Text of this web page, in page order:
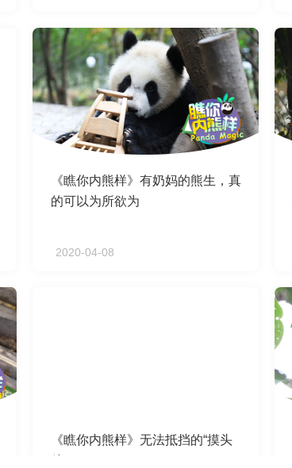
《瞧你内熊样》有奶妈的熊生，真
的可以为所欲为
2020-04-08
《瞧你内熊样》无法抵挡的“摸头